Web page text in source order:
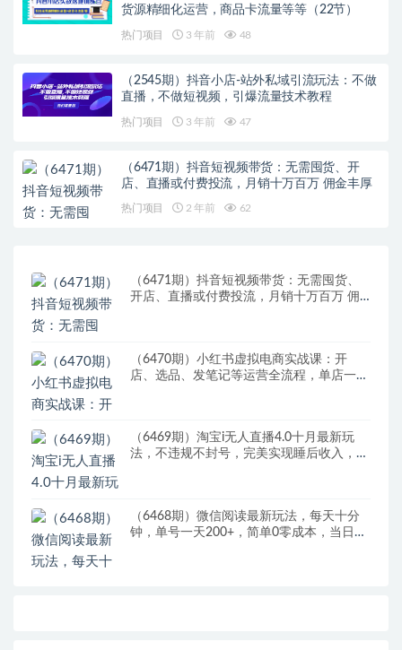
货源精细化运营，商品卡流量等等（22节）
热门项目 3 年前 48
（2545期）抖音小店-站外私域引流玩法：不做
直播，不做短视频，引爆流量技术教程
热门项目 3 年前 47
（6471期）抖音短视频带货：无需囤货、开
店、直播或付费投流，月销十万百万 佣金丰厚
热门项目 2 年前 62
（6471期）抖音短视频带货：无需囤货、
开店、直播或付费投流，月销十万百万 佣
（6470期）小红书虚拟电商实战课：开
店、选品、发笔记等运营全流程，单店一天
（6469期）淘宝i无人直播4.0十月最新玩
法，不违规不封号，完美实现睡后收入，日
（6468期）微信阅读最新玩法，每天十分
钟，单号一天200+，简单0零成本，当日提